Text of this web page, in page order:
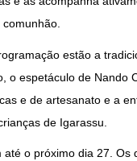
estão a
o espetáculo de Nando
e de artesanato e a
de Igarassu.
até o próximo dia 27. Os